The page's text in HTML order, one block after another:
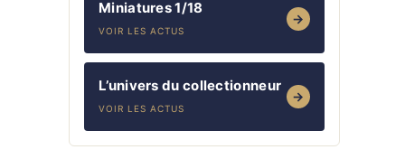
Miniatures 1/18
VOIR LES ACTUS
→
L’univers du collectionneur
VOIR LES ACTUS
→